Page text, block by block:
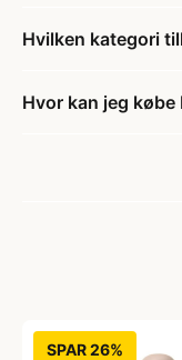
Hvilken kategori
Hvor kan jeg købe
SPAR 26%